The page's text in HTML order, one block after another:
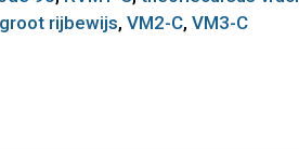
rijbewijs, VM2-C, VM3-C